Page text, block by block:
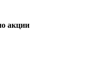
акции